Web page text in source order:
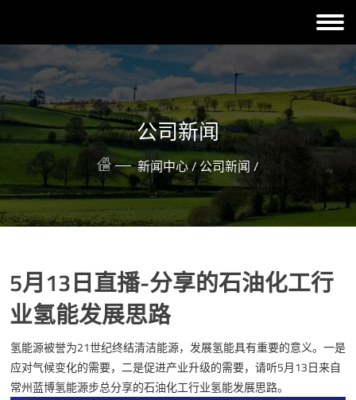
公司新闻
新闻中心 /公司新闻 /
5月13日直播-分享的石油化工行
业氢能发展思路
氢能源被誉为21世纪终结清洁能源，发展氢能具有重要的意义。一是
应对气候变化的需要，二是促进产业升级的需要，请听5月13日来自
常州蓝博氢能源步总分享的石油化工行业氢能发展思路。